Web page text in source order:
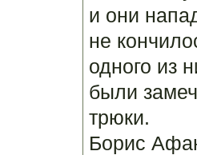
и они
не
одного из
были
трюки.
Борис